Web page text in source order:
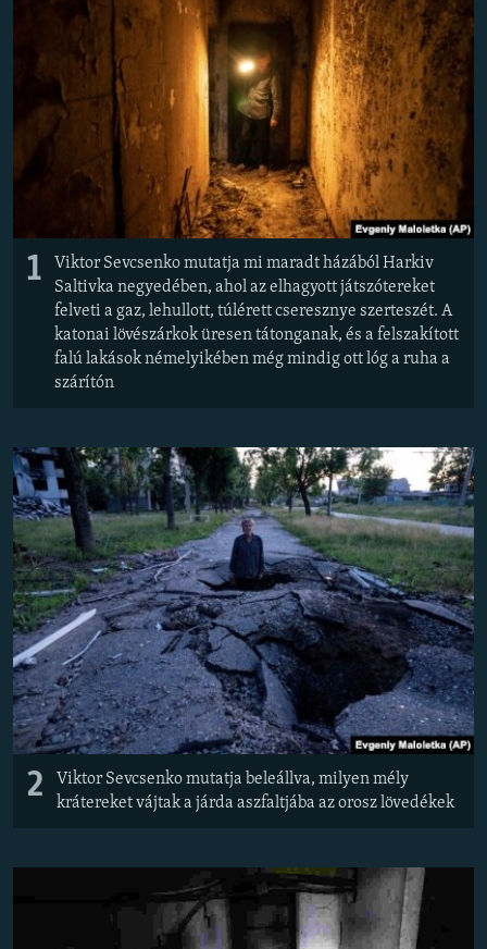
Valamennyi RFE/RL weboldal
1
Viktor Sevcsenko mutatja mi maradt házából Harkiv
Saltivka negyedében, ahol az elhagyott játszótereket
felveti a gaz, lehullott, túlérett cseresznye szerteszét. A
katonai lövészárkok üresen tátonganak, és a felszakított
falú lakások némelyikében még mindig ott lóg a ruha a
szárítón
2
Viktor Sevcsenko mutatja beleállva, milyen mély
krátereket vájtak a járda aszfaltjába az orosz lövedékek